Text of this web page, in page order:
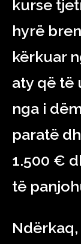
kurse
hyrë
kërkuar
aty që të
nga i
paratë
1.500 €
të